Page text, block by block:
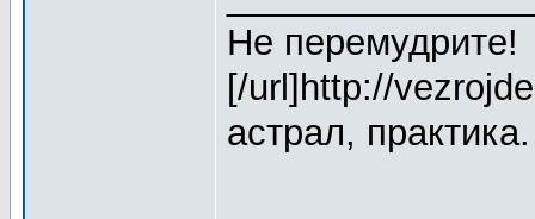
Не перемудрите!
[/url]http://
астрал, практика.